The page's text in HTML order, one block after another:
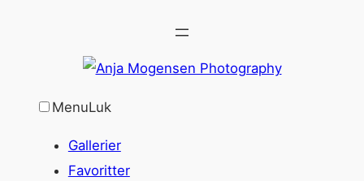
MenuLuk
Gallerier
Favoritter